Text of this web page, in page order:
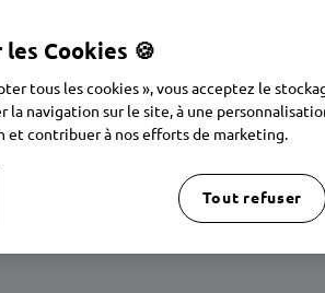
Cookies 🍪
tous les cookies », vous acceptez le
la navigation sur le site, à une
et contribuer à nos efforts de marketing.
Tout refuser